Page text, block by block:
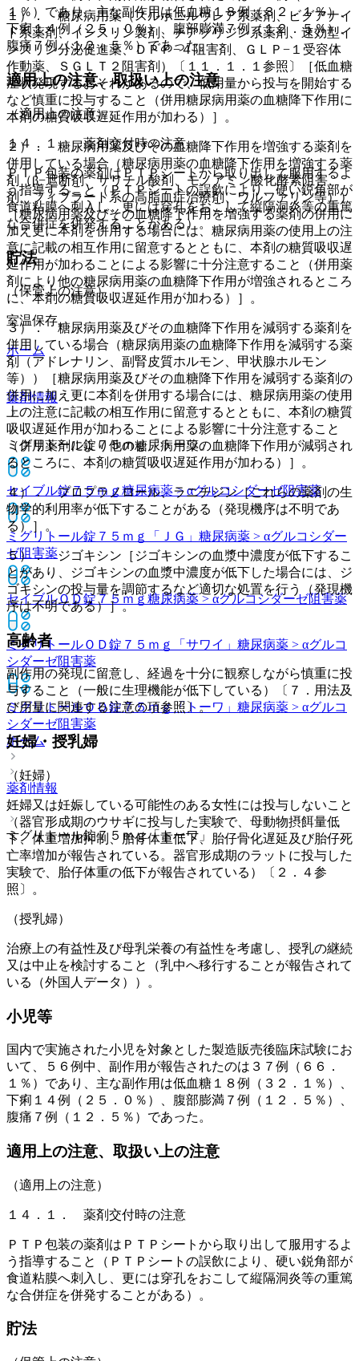
１％）であり、主な副作用は低血糖１８例（３２．１％）、
下痢１４例（２５．０％）、腹部膨満７例（１２．５％）、
腹痛７例（１２．５％）であった。
適用上の注意、取扱い上の注意
（適用上の注意）
１４．１． 薬剤交付時の注意
ＰＴＰ包装の薬剤はＰＴＰシートから取り出して服用するよ
う指導すること（ＰＴＰシートの誤飲により、硬い鋭角部が
食道粘膜へ刺入し、更には穿孔をおこして縦隔洞炎等の重篤
な合併症を併発することがある）。
貯法
（保管上の注意）
室温保存。
ホーム
薬剤情報
ミグリトール錠７５ｍｇ「トーワ」
セイブル錠７５ｍｇ糖尿病薬 > αグルコシダーゼ阻害薬
ミグリトール錠７５ｍｇ「ＪＧ」 糖尿病薬 > αグルコシダー
ゼ阻害薬
セイブルＯＤ錠７５ｍｇ糖尿病薬 > αグルコシダーゼ阻害薬
ミグリトールＯＤ錠７５ｍｇ「サワイ」 糖尿病薬 > αグルコ
シダーゼ阻害薬
ミグリトールＯＤ錠７５ｍｇ「トーワ」 糖尿病薬 > αグルコ
シダーゼ阻害薬
ホーム
薬剤情報
ミグリトール錠７５ｍｇ「トーワ」
１）． 糖尿病用薬（スルホニルウレア系薬剤、ビグアナイ
ド系薬剤、インスリン製剤、チアゾリジン系薬剤、速効型イ
ンスリン分泌促進薬、ＤＰＰ−４阻害剤、ＧＬＰ−１受容体
作動薬、ＳＧＬＴ２阻害剤）〔１１．１．１参照〕［低血糖
症状発現するおそれがあるので、低用量から投与を開始する
など慎重に投与すること（併用糖尿病用薬の血糖降下作用に
本剤の糖質吸収遅延作用が加わる）］。
２）． 糖尿病用薬及びその血糖降下作用を増強する薬剤を
併用している場合（糖尿病用薬の血糖降下作用を増強する薬
剤（β−遮断剤、サリチル酸剤、モノアミン酸化酵素阻害
剤、フィブラート系の高脂血症治療剤、ワルファリン等））
［糖尿病用薬及びその血糖降下作用を増強する薬剤の併用に
加え更に本剤を併用する場合には、糖尿病用薬の使用上の注
意に記載の相互作用に留意するとともに、本剤の糖質吸収遅
延作用が加わることによる影響に十分注意すること（併用薬
剤により他の糖尿病用薬の血糖降下作用が増強されるところ
に、本剤の糖質吸収遅延作用が加わる）］。
３）． 糖尿病用薬及びその血糖降下作用を減弱する薬剤を
併用している場合（糖尿病用薬の血糖降下作用を減弱する薬
剤（アドレナリン、副腎皮質ホルモン、甲状腺ホルモン
等））［糖尿病用薬及びその血糖降下作用を減弱する薬剤の
併用に加え更に本剤を併用する場合には、糖尿病用薬の使用
上の注意に記載の相互作用に留意するとともに、本剤の糖質
吸収遅延作用が加わることによる影響に十分注意すること
（併用薬剤により他の糖尿病用薬の血糖降下作用が減弱され
るところに、本剤の糖質吸収遅延作用が加わる）］。
４）． プロプラノロール、ラニチジン［これらの薬剤の生
物学的利用率が低下することがある（発現機序は不明であ
る）］。
５）． ジゴキシン［ジゴキシンの血漿中濃度が低下するこ
とがあり、ジゴキシンの血漿中濃度が低下した場合には、ジ
ゴキシンの投与量を調節するなど適切な処置を行う（発現機
序は不明である）］。
高齢者
副作用の発現に留意し、経過を十分に観察しながら慎重に投
与すること（一般に生理機能が低下している）〔７．用法及
び用量に関連する注意の項参照〕。
妊婦・授乳婦
（妊婦）
妊婦又は妊娠している可能性のある女性には投与しないこと
（器官形成期のウサギに投与した実験で、母動物摂餌量低
下、体重増加抑制、胎仔体重低下、胎仔骨化遅延及び胎仔死
亡率増加が報告されている。器官形成期のラットに投与した
実験で、胎仔体重の低下が報告されている）〔２．４参
照〕。
（授乳婦）
治療上の有益性及び母乳栄養の有益性を考慮し、授乳の継続
又は中止を検討すること（乳中へ移行することが報告されて
いる（外国人データ））。
小児等
国内で実施された小児を対象とした製造販売後臨床試験にお
いて、５６例中、副作用が報告されたのは３７例（６６．
１％）であり、主な副作用は低血糖１８例（３２．１％）、
下痢１４例（２５．０％）、腹部膨満７例（１２．５％）、
腹痛７例（１２．５％）であった。
適用上の注意、取扱い上の注意
（適用上の注意）
１４．１． 薬剤交付時の注意
ＰＴＰ包装の薬剤はＰＴＰシートから取り出して服用するよ
う指導すること（ＰＴＰシートの誤飲により、硬い鋭角部が
食道粘膜へ刺入し、更には穿孔をおこして縦隔洞炎等の重篤
な合併症を併発することがある）。
貯法